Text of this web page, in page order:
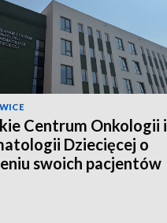
Centrum Onkologii i
Dziecięcej o
swoich pacjentów